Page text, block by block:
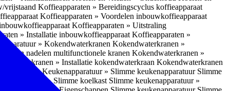
vrijstaand Koffieapparaten » Bereidingscyclus koffieapparaat
Koffieapparaten » Voordelen inbouwkoffieapparaat
Koffieapparaten » Uitstraling
» Installatie inbouwkoffieapparaat Koffieapparaten »
» Kokendwaterkranen Kokendwaterkranen »
en nadelen multifunctionele kranen Kokendwaterkranen »
» Installatie kokendwaterkraan Kokendwaterkranen
» OvensKeukenapparatuur » Slimme keukenapparatuur Slimme
» Slimme koelkast Slimme keukenapparatuur »